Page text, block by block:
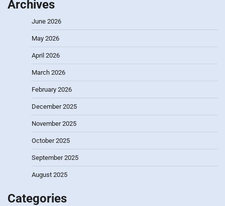
Archives
June 2026
May 2026
April 2026
March 2026
February 2026
December 2025
November 2025
October 2025
September 2025
August 2025
Categories